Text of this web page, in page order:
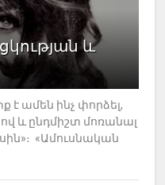
և
ամեն ինչ փորձել,
և ընդմիշտ մոռանալ
«Ամուսնական